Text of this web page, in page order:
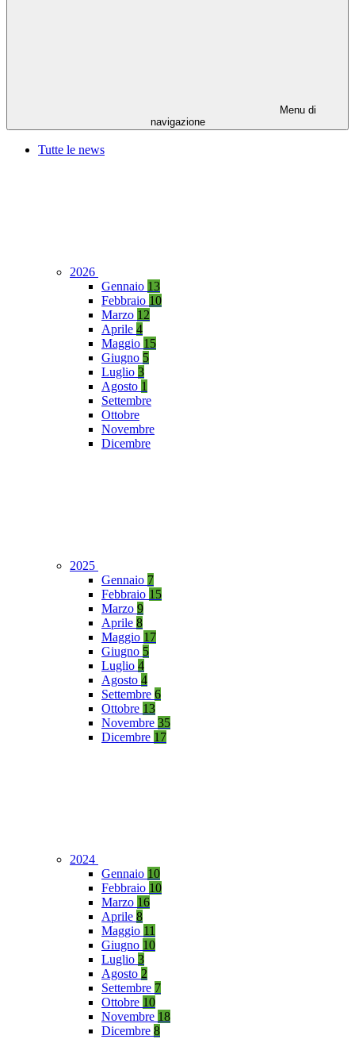
Menu di
navigazione
Tutte le news
2026
Gennaio 13
Febbraio 10
Marzo 12
Aprile 4
Maggio 15
Giugno 5
Luglio 3
Agosto 1
Settembre
Ottobre
Novembre
Dicembre
2025
Gennaio 7
Febbraio 15
Marzo 9
Aprile 8
Maggio 17
Giugno 5
Luglio 4
Agosto 4
Settembre 6
Ottobre 13
Novembre 35
Dicembre 17
2024
Gennaio 10
Febbraio 10
Marzo 16
Aprile 8
Maggio 11
Giugno 10
Luglio 3
Agosto 2
Settembre 7
Ottobre 10
Novembre 18
Dicembre 8